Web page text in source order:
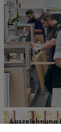
Auszeichnung